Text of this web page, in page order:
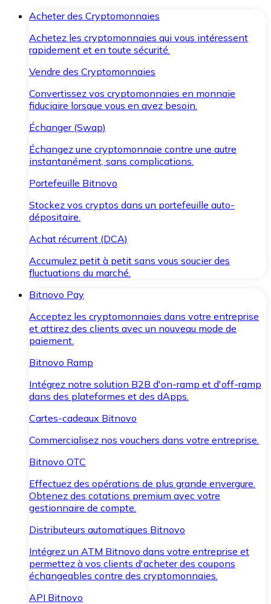
Acheter des Cryptomonnaies
Achetez les cryptomonnaies qui vous intéressent
rapidement et en toute sécurité.
Vendre des Cryptomonnaies
Convertissez vos cryptomonnaies en monnaie
fiduciaire lorsque vous en avez besoin.
Échanger (Swap)
Échangez une cryptomonnaie contre une autre
instantanément, sans complications.
Portefeuille Bitnovo
Stockez vos cryptos dans un portefeuille auto-
dépositaire.
Achat récurrent (DCA)
Accumulez petit à petit sans vous soucier des
fluctuations du marché.
Bitnovo Pay
Acceptez les cryptomonnaies dans votre entreprise
et attirez des clients avec un nouveau mode de
paiement.
Bitnovo Ramp
Intégrez notre solution B2B d'on-ramp et d'off-ramp
dans des plateformes et des dApps.
Cartes-cadeaux Bitnovo
Commercialisez nos vouchers dans votre entreprise.
Bitnovo OTC
Effectuez des opérations de plus grande envergure.
Obtenez des cotations premium avec votre
gestionnaire de compte.
Distributeurs automatiques Bitnovo
Intégrez un ATM Bitnovo dans votre entreprise et
permettez à vos clients d'acheter des coupons
échangeables contre des cryptomonnaies.
API Bitnovo